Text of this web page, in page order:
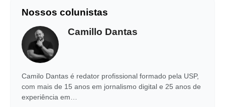
Nossos colunistas
Camillo Dantas
Camilo Dantas é redator profissional formado pela USP,
com mais de 15 anos em jornalismo digital e 25 anos de
experiência em…